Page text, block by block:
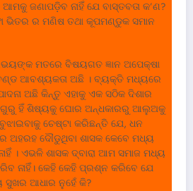
ଆମକୁ ଜଣାପଡ଼ିବ ନାହିଁ ଯେ ବାସ୍ତବତା କ’ଣ?
ଭିତର ର ମଣିଷ ତଥା କୂପମଣ୍ଡୁକ ସମାନ
ମତରେ ବିଷୟଗତ ଜ୍ଞାନ ଅପେକ୍ଷା
ଆବଶ୍ୟକ‌ତା ଅଛି । ବ୍ୟକ୍ତି ମଧ୍ୟରେ
ଅଛି କିନ୍ତୁ ଏହାକୁ ଏକ ସଠିକ ଦିଶାର
ଗୁରୁ ହିଁ ଶିଷ୍ୟକୁ ଘୋର ଅନ୍ଧକାରରୁ ଆଲୁଅକୁ
ଚେଷ୍ଟା କରିଛନ୍ତି ଯେ, ଧନ
ଅହରହ ଦୌଡୁଥିବା ଶାସକ କେବେ ମଧ୍ୟ
। ଏଭଳି ଶାସକ ଦ୍ବାରା ଆମ ସମାଜ ମଧ୍ୟ
ନାହିଁ। କେହି କେହି ପ୍ରଶ୍ନ କରିବେ ଯେ
ଆଧାର ନୁହେଁ କି?